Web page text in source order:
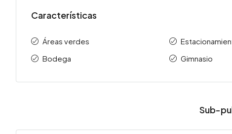
Características
Áreas verdes
Bodega
Gimnasio
Sub-